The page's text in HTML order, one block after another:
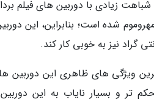
شده است؛ بنابراین، این